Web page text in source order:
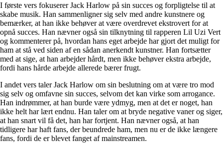
I første vers fokuserer Jack Harlow på sin succes og forpligtelse til at
skabe musik. Han sammenligner sig selv med andre kunstnere og
bemærker, at han ikke behøver at være overdrevet ekstrovert for at
opnå succes. Han nævner også sin tilknytning til rapperen Lil Uzi Vert
og kommenterer på, hvordan hans eget arbejde har gjort det muligt for
ham at stå ved siden af en sådan anerkendt kunstner. Han fortsætter
med at sige, at han arbejder hårdt, men ikke behøver ekstra arbejde,
fordi hans hårde arbejde allerede bærer frugt.
I andet vers taler Jack Harlow om sin beslutning om at være tro mod
sig selv og omfavne sin succes, selvom det kan virke som arrogance.
Han indrømmer, at han burde være ydmyg, men at det er noget, han
ikke helt har lært endnu. Han taler om at bryde negative vaner og siger,
at han snart vil få det, han har fortjent. Han nævner også, at han
tidligere har haft fans, der beundrede ham, men nu er de ikke længere
fans, fordi de er blevet fanget af mainstreamen.